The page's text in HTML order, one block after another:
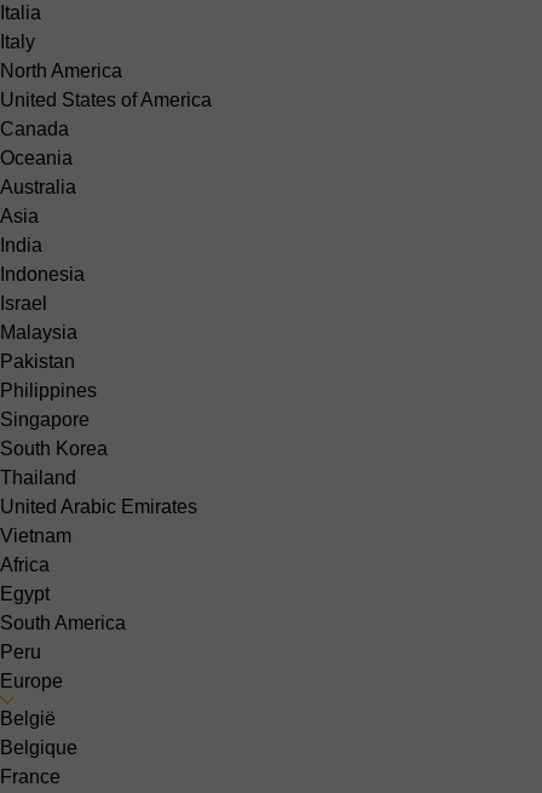
Italia
Italy
North America
United States of America
Canada
Oceania
Australia
Asia
India
Indonesia
Israel
Malaysia
Pakistan
Philippines
Singapore
South Korea
Thailand
United Arabic Emirates
Vietnam
Africa
Egypt
South America
Peru
Europe
België
Belgique
France